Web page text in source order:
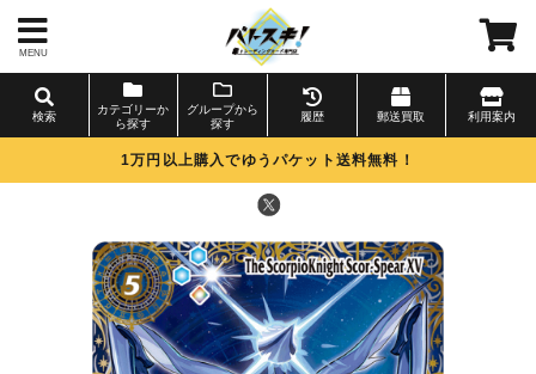
MENU
検索
カテゴリーか
ら探す
グループから
探す
履歴 郵送買取 利用案内
1万円以上購入でゆうパケット送料無料！